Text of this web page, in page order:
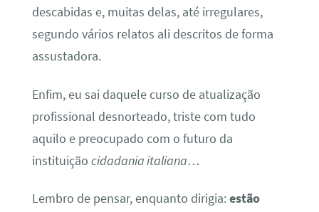
descabidas e, muitas delas, até irregulares,
segundo vários relatos ali descritos de forma
assustadora.
Enfim, eu sai daquele curso de atualização
profissional desnorteado, triste com tudo
aquilo e preocupado com o futuro da
instituição cidadania italiana…
Lembro de pensar, enquanto dirigia:estão